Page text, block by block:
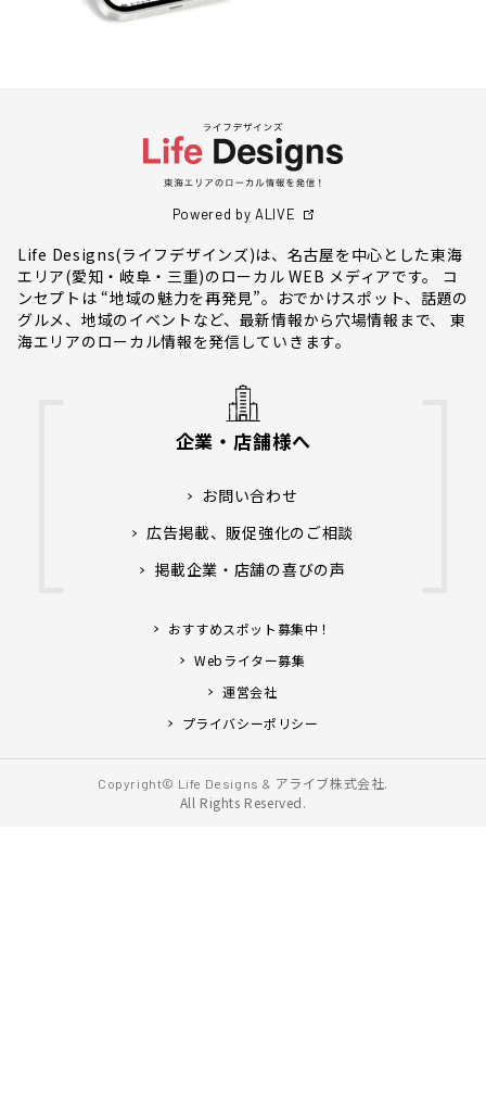
Powered by ALIVE
Life Designs(ライフデザインズ)は、名古屋を中心とした東海
エリア(愛知・岐阜・三重)のローカル WEB メディアです。 コ
ンセプトは “地域の魅力を再発見”。おでかけスポット、話題の
グルメ、地域のイベントなど、最新情報から穴場情報まで、 東
海エリアのローカル情報を発信していきます。
企業・店舗様へ
お問い合わせ
広告掲載、販促強化のご相談
掲載企業・店舗の喜びの声
おすすめスポット募集中！
Webライター募集
運営会社
プライバシーポリシー
Copyright© Life Designs & アライブ株式会社.
All Rights Reserved.